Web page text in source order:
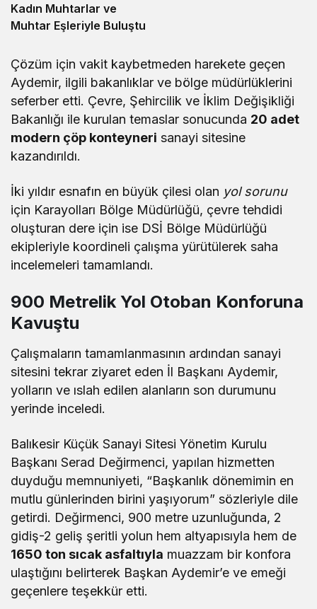
Kadın Muhtarlar ve
Muhtar Eşleriyle Buluştu
Çözüm için vakit kaybetmeden harekete geçen
Aydemir, ilgili bakanlıklar ve bölge müdürlüklerini
seferber etti. Çevre, Şehircilik ve İklim Değişikliği
Bakanlığı ile kurulan temaslar sonucunda 20 adet
modern çöp konteyneri sanayi sitesine
kazandırıldı.
İki yıldır esnafın en büyük çilesi olan yol sorunu
için Karayolları Bölge Müdürlüğü, çevre tehdidi
oluşturan dere için ise DSİ Bölge Müdürlüğü
ekipleriyle koordineli çalışma yürütülerek saha
incelemeleri tamamlandı.
900 Metrelik Yol Otoban Konforuna
Kavuştu
Çalışmaların tamamlanmasının ardından sanayi
sitesini tekrar ziyaret eden İl Başkanı Aydemir,
yolların ve ıslah edilen alanların son durumunu
yerinde inceledi.
Balıkesir Küçük Sanayi Sitesi Yönetim Kurulu
Başkanı Serad Değirmenci, yapılan hizmetten
duyduğu memnuniyeti, “Başkanlık dönemimin en
mutlu günlerinden birini yaşıyorum” sözleriyle dile
getirdi. Değirmenci, 900 metre uzunluğunda, 2
gidiş-2 geliş şeritli yolun hem altyapısıyla hem de
1650 ton sıcak asfaltıyla muazzam bir konfora
ulaştığını belirterek Başkan Aydemir’e ve emeği
geçenlere teşekkür etti.